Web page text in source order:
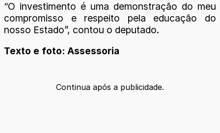
“O investimento é uma demonstração do meu
compromisso e respeito pela educação do
nosso Estado”, contou o deputado.
Texto e foto: Assessoria
Continua após a publicidade.